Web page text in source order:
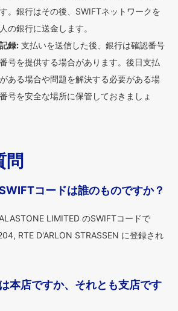
。銀行はその後、SWIFTネットワークを
の銀行に送金します。
録: 支払いを送信した後、銀行は確認番号
号を提供する場合があります。後日支払
ある場合や問題を解決する必要がある場
号を安全な場所に保管しておきましょ
問
コードは誰のものですか？
LIMITED のSWIFTコードで
RTE D'ARLON STRASSEN に登録され
本店ですか、それとも支店です